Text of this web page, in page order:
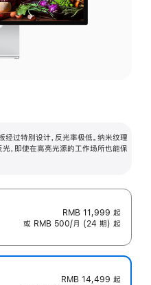
经过特别设计，反光率极低。纳米纹理
，即使在高亮光源的工作场所也能保
RMB 11,999 起
或 RMB 500/月 (24 期) 起
RMB 14,499 起